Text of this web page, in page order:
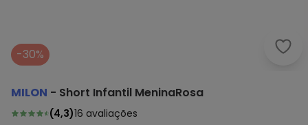
-30%
MILON - Short Infantil MeninaRosa
(4,3)16 avaliações